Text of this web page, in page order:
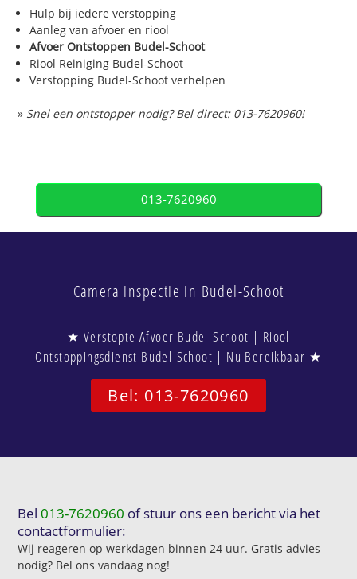
Hulp bij iedere verstopping
Aanleg van afvoer en riool
Afvoer Ontstoppen Budel-Schoot
Riool Reiniging Budel-Schoot
Verstopping Budel-Schoot verhelpen
» Snel een ontstopper nodig? Bel direct: 013-7620960!
013-7620960
Camera inspectie in Budel-Schoot
★ Verstopte Afvoer Budel-Schoot | Riool
Ontstoppingsdienst Budel-Schoot | Nu Bereikbaar ★
Bel: 013-7620960
Bel013-7620960 of stuur ons een bericht via het
contactformulier:
Wij reageren op werkdagen binnen 24 uur. Gratis advies
nodig? Bel ons vandaag nog!